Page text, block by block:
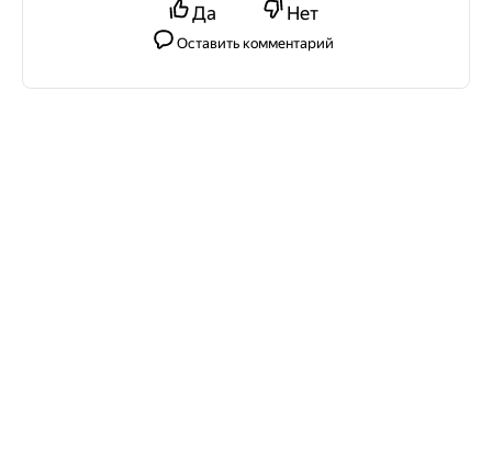
Да
Нет
Оставить комментарий